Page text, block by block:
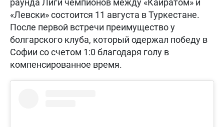
раунда Лиги чемпионов между «Кайратом» и
«Левски» состоится 11 августа в Туркестане.
После первой встречи преимущество у
болгарского клуба, который одержал победу в
Софии со счетом 1:0 благодаря голу в
компенсированное время.